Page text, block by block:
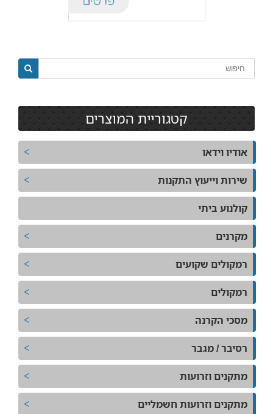
קטגוריית המוצרים
אודיו וידאו
שירות וייעוץ התקנות
קולנוע ביתי
מקרנים
רמקולים שקועים
רמקולים
מסכי הקרנה
רסיבר / מגבר
מתקנים וזרועות
מתקנים וזרועות חשמליים